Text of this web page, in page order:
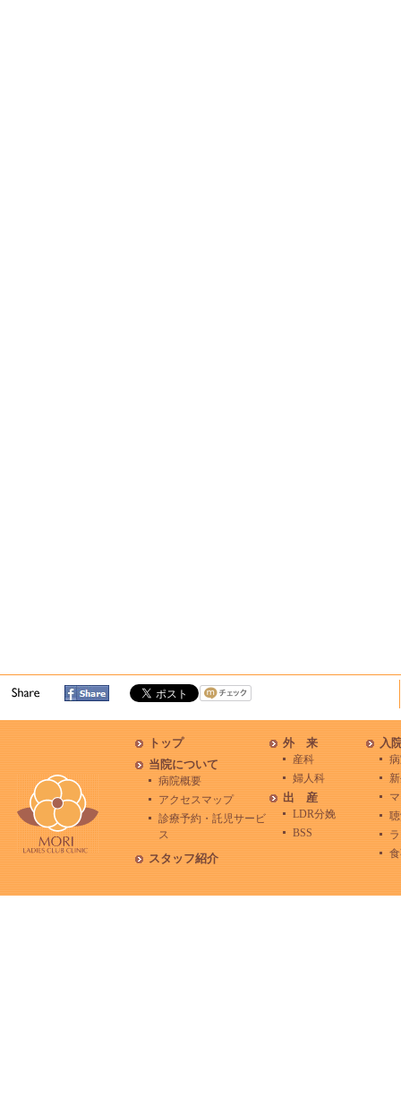
トップ
当院について
病院概要
アクセスマップ
診療予約・託児サービ
ス
スタッフ紹介
外 来
産科
婦人科
出 産
LDR分娩
BSS
入